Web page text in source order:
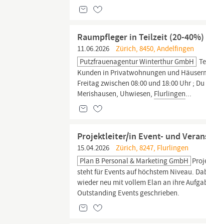
Raumpfleger in Teilzeit (20-40%)
11.06.2026
Zürich, 8450, Andelfingen
Putzfrauenagentur Winterthur GmbH
Kunden in Privatwohnungen und
Freitag zwischen 08:00 und 18:00 Uhr ;
Merishausen, Uhwiesen, Flurlingen...
Projektleiter/in Event- und
15.04.2026
Zürich, 8247, Flurlingen
Plan B Personal & Marketing GmbH
steht für Events auf höchstem Niveau.
wieder neu mit vollem Elan an ihre
Outstanding Events geschrieben.